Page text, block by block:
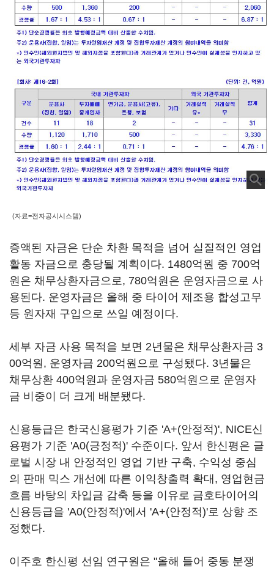
(자료=전자공시시스템)
증액된 자금은 단순 차환 목적을 넘어 실질적인 영업
활동 자금으로 충당될 계획이다. 1480억원 중 700억
원은 채무상환자금으로, 780억원은 운영자금으로 사
용된다. 운영자금은 올해 중 타이어 제조용 합성고무
등 원자재 구입으로 쓰일 예정이다.
세부 자금 사용 목적을 보면 2년물은 채무상환자금 3
00억원, 운영자금 200억원으로 구성됐다. 3년물은
채무상환 400억원과 운영자금 580억원으로 운영자
금 비중이 더 크게 배분됐다.
신용등급은 한국신용평가 기준 'A+(안정적)', NICE신
용평가 기준 'A0(긍정적)' 수준이다. 앞서 한신평은 글
로벌 시장 내 안정적인 영업 기반 구축, 수익성 중심
의 판매 믹스 개선에 따른 이익창출력 확대, 영업현금
흐름 바탕의 차입금 감축 등을 이유로 금호타이어의
신용등급을 'A0(안정적)'에서 'A+(안정적)'로 상향 조
정했다.
이주호 한신평 선임 연구원은 "올해 들어 중동 분쟁